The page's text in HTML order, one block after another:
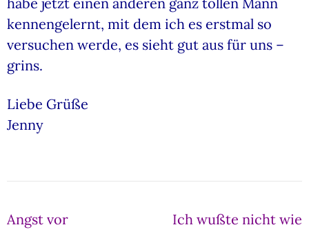
kennengelernt, mit dem ich es erstmal so
versuchen werde, es sieht gut aus für uns –
grins.
Liebe Grüße
Jenny
Beitragsnavigation
Angst vor
Ich wußte nicht wie